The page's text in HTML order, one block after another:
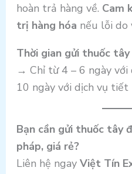
hoàn trả hàng về. Cam
trị hàng hóa nếu lỗi do
Thời gian gửi thuốc
→ Chỉ từ 4 – 6 ngày với
10 ngày với dịch vụ tiết
Bạn cần gửi thuốc tây
pháp, giá rẻ?
Liên hệ ngay Việt Tín